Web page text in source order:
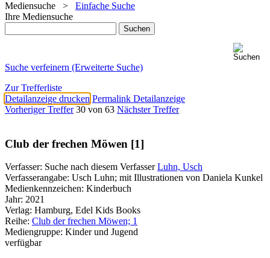
Mediensuche > Einfache Suche
Ihre Mediensuche
Suche verfeinern (Erweiterte Suche)
Zur Trefferliste
Detailanzeige drucken Permalink Detailanzeige
Vorheriger Treffer 30 von 63 Nächster Treffer
Club der frechen Möwen [1]
Verfasser: Suche nach diesem Verfasser Luhn, Usch
Verfasserangabe: Usch Luhn; mit Illustrationen von Daniela Kunkel
Medienkennzeichen: Kinderbuch
Jahr: 2021
Verlag: Hamburg, Edel Kids Books
Reihe: Club der frechen Möwen; 1
Mediengruppe: Kinder und Jugend
verfügbar